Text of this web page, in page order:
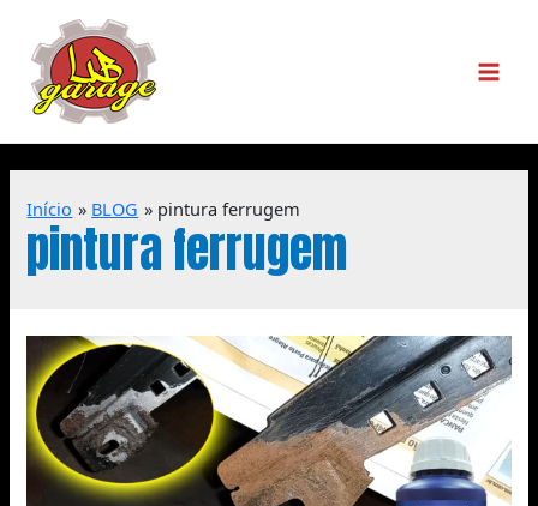
Início BLOG pintura ferrugem
pintura ferrugem